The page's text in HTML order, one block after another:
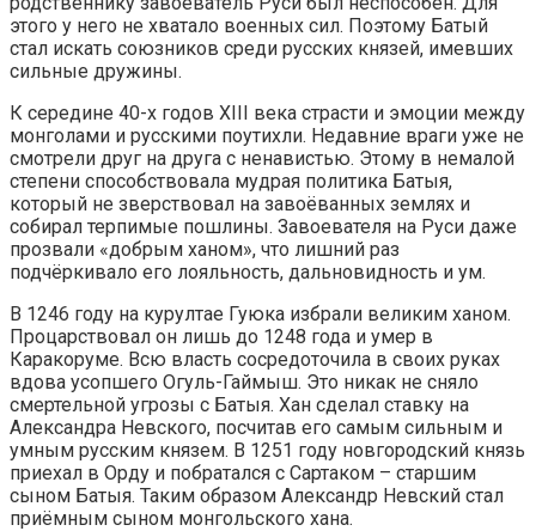
этого у него не хватало военных сил. Поэтому Батый
стал искать союзников среди русских князей, имевших
сильные дружины.
К середине 40-х годов XIII века страсти и эмоции между
монголами и русскими поутихли. Недавние враги уже не
смотрели друг на друга с ненавистью. Этому в немалой
степени способствовала мудрая политика Батыя,
который не зверствовал на завоёванных землях и
собирал терпимые пошлины. Завоевателя на Руси даже
прозвали «добрым ханом», что лишний раз
подчёркивало его лояльность, дальновидность и ум.
В 1246 году на курултае Гуюка избрали великим ханом.
Процарствовал он лишь до 1248 года и умер в
Каракоруме. Всю власть сосредоточила в своих руках
вдова усопшего Огуль-Гаймыш. Это никак не сняло
смертельной угрозы с Батыя. Хан сделал ставку на
Александра Невского, посчитав его самым сильным и
умным русским князем. В 1251 году новгородский князь
приехал в Орду и побратался с Сартаком – старшим
сыном Батыя. Таким образом Александр Невский стал
приёмным сыном монгольского хана.